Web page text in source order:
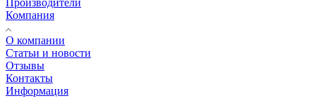
Компания
О компании
Статьи и новости
Отзывы
Контакты
Информация